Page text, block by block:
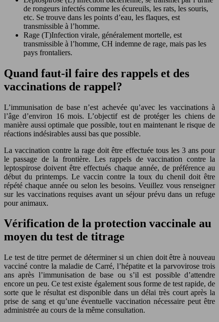
de rongeurs infectés comme les écureuils, les rats, les souris,
etc. Se trouve dans les points d’eau, les flaques, est
transmissible à l’homme.
Rage (T)Infection virale, généralement mortelle, est
transmissible à l’homme, CH indemne de rage, mais pas les
pays frontaliers.
Quand faut-il faire des rappels et des
vaccinations de rappel?
L’immunisation de base n’est achevée qu’avec les vaccinations à
l’âge d’environ 16 mois. L’objectif est de protéger les chiens de
manière aussi optimale que possible, tout en maintenant le risque de
réactions indésirables aussi bas que possible.
La vaccination contre la rage doit être effectuée tous les 3 ans pour
le passage de la frontière. Les rappels de vaccination contre la
leptospirose doivent être effectués chaque année, de préférence au
début du printemps. Le vaccin contre la toux du chenil doit être
répété chaque année ou selon les besoins. Veuillez vous renseigner
sur les vaccinations requises avant un séjour prévu dans un refuge
pour animaux.
Vérification de la protection vaccinale au
moyen du test de titrage
Le test de titre permet de déterminer si un chien doit être à nouveau
vacciné contre la maladie de Carré, l’hépatite et la parvovirose trois
ans après l’immunisation de base ou s’il est possible d’attendre
encore un peu. Ce test existe également sous forme de test rapide, de
sorte que le résultat est disponible dans un délai très court après la
prise de sang et qu’une éventuelle vaccination nécessaire peut être
administrée au cours de la même consultation.